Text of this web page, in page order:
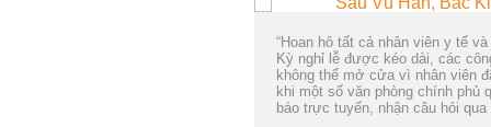
“Hoan hô tất cả nhân viên y tế
Kỳ nghỉ lễ được kéo dài, các
không thể mở cửa vì nhân viên
khi một số văn phòng chính phủ
báo trực tuyến, nhận câu hỏi qua